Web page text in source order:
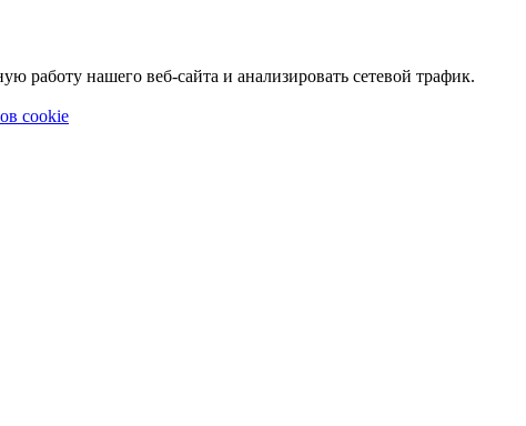
работу нашего веб-сайта и анализировать сетевой трафик.
cookie